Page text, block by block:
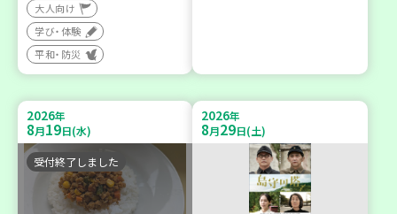
大人向け
学び・体験
平和・防災
2026年
8月19日(水)
受付終了しました
2026年
8月29日(土)